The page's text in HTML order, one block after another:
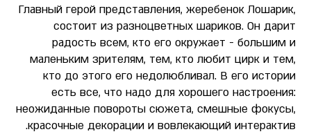
Главный герой представления, жеребенок Лошарик,
состоит из разноцветных шариков. Он дарит
радость всем, кто его окружает - большим и
маленьким зрителям, тем, кто любит цирк и тем,
кто до этого его недолюбливал. В его истории
есть все, что надо для хорошего настроения:
неожиданные повороты сюжета, смешные фокусы,
красочные декорации и вовлекающий интерактив.